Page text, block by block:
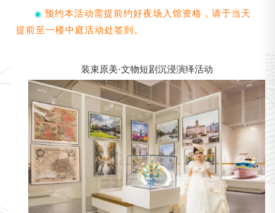
◉ 预约本活动需提前约好夜场入馆资格，请于当天
提前至一楼中庭活动处签到。
装束原美·文物短剧沉浸演绎活动